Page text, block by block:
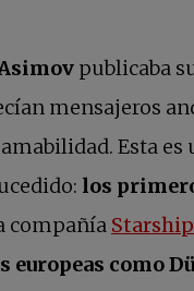
publicaba
mensajeros
Esta
los
compañía
europeas como